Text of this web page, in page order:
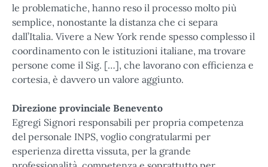
le problematiche, hanno reso il processo molto più
semplice, nonostante la distanza che ci separa
dall’Italia. Vivere a New York rende spesso complesso il
coordinamento con le istituzioni italiane, ma trovare
persone come il Sig. […], che lavorano con efficienza e
cortesia, è davvero un valore aggiunto.
Direzione provinciale Benevento
Egregi Signori responsabili per propria competenza
del personale INPS, voglio congratularmi per
esperienza diretta vissuta, per la grande